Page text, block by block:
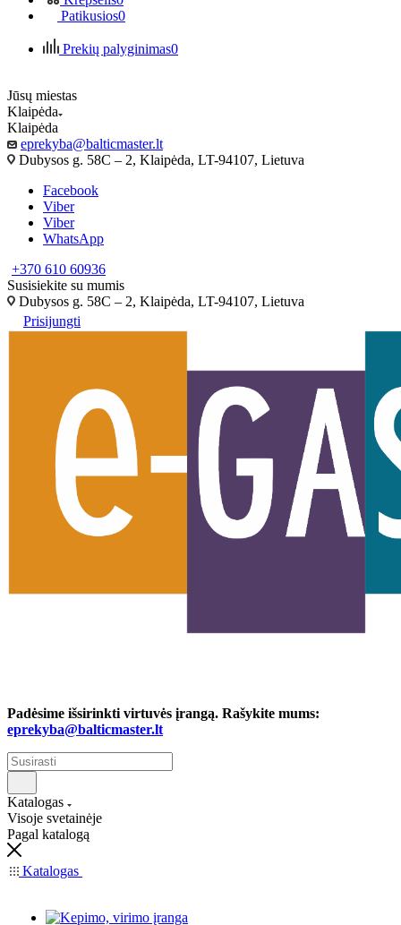
Patikusios0
Prekių palyginimas0
Jūsų miestas
Klaipėda
Klaipėda
eprekyba@balticmaster.lt
Dubysos g. 58C – 2, Klaipėda, LT-94107, Lietuva
Facebook
Viber
Viber
WhatsApp
+370 610 60936
Susisiekite su mumis
Dubysos g. 58C – 2, Klaipėda, LT-94107, Lietuva
Prisijungti
Padėsime išsirinkti virtuvės įrangą. Rašykite mums:
eprekyba@balticmaster.lt
Katalogas
Visoje svetainėje
Pagal katalogą
Katalogas